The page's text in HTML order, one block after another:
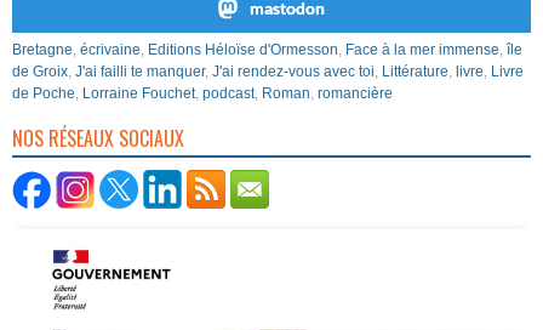
mastodon
Bretagne écrivaine Editions Héloïse d'Ormesson Face à la mer immense île
de Groix J'ai failli te manquer, J'ai rendez-vous avec toi Littérature livre Livre
de Poche Lorraine Fouchet, podcast, Roman romancière
NOS RÉSEAUX SOCIAUX